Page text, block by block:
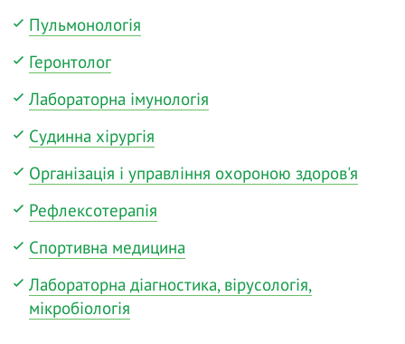
Пульмонологія
Геронтолог
Лабораторна імунологія
Судинна хірургія
Організація і управління охороною здоров'я
Рефлексотерапія
Спортивна медицина
Лабораторна діагностика, вірусологія,
мікробіологія